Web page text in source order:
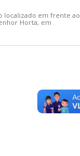
localizado em frente ao
Horta, em